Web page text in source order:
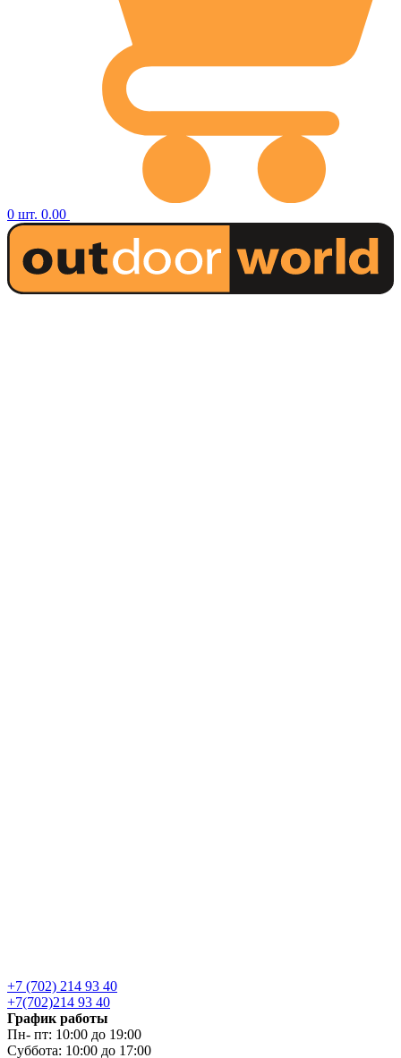
0 шт. 0.00
+7 (702) 214 93 40
+7(702)214 93 40
График работы
Пн- пт: 10:00 до 19:00
Суббота: 10:00 до 17:00